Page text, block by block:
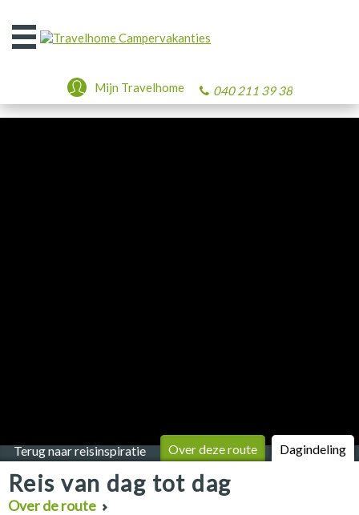
Open
het
040 211 39 38
Mijn Travelhome
Terug naar reisinspiratie Over deze route Dagindeling
Reis van dag tot dag
Over de route